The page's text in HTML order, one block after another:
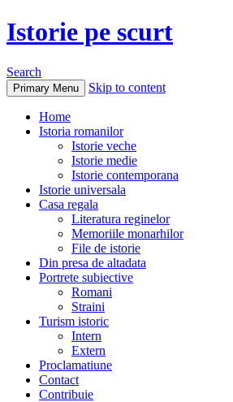
Istorie pe scurt
Search
Primary Menu Skip to content
Home
Istoria romanilor
Istorie veche
Istorie medie
Istorie contemporana
Istorie universala
Casa regala
Literatura reginelor
Memoriile monarhilor
File de istorie
Din presa de altadata
Portrete subiective
Romani
Straini
Turism istoric
Intern
Extern
Proclamatiune
Contact
Contribuie